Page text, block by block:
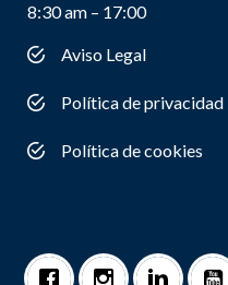
8:30 am – 17:00
Aviso Legal
Política de privacidad
Política de cookies